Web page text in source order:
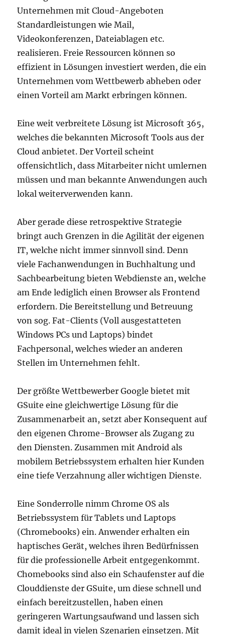
Unternehmen mit Cloud-Angeboten
Standardleistungen wie Mail,
Videokonferenzen, Dateiablagen etc.
realisieren. Freie Ressourcen können so
effizient in Lösungen investiert werden, die ein
Unternehmen vom Wettbewerb abheben oder
einen Vorteil am Markt erbringen können.
Eine weit verbreitete Lösung ist Microsoft 365,
welches die bekannten Microsoft Tools aus der
Cloud anbietet. Der Vorteil scheint
offensichtlich, dass Mitarbeiter nicht umlernen
müssen und man bekannte Anwendungen auch
lokal weiterverwenden kann.
Aber gerade diese retrospektive Strategie
bringt auch Grenzen in die Agilität der eigenen
IT, welche nicht immer sinnvoll sind. Denn
viele Fachanwendungen in Buchhaltung und
Sachbearbeitung bieten Webdienste an, welche
am Ende lediglich einen Browser als Frontend
erfordern. Die Bereitstellung und Betreuung
von sog. Fat-Clients (Voll ausgestatteten
Windows PCs und Laptops) bindet
Fachpersonal, welches wieder an anderen
Stellen im Unternehmen fehlt.
Der größte Wettbewerber Google bietet mit
GSuite eine gleichwertige Lösung für die
Zusammenarbeit an, setzt aber Konsequent auf
den eigenen Chrome-Browser als Zugang zu
den Diensten. Zusammen mit Android als
mobilem Betriebssystem erhalten hier Kunden
eine tiefe Verzahnung aller wichtigen Dienste.
Eine Sonderrolle nimm Chrome OS als
Betriebssystem für Tablets und Laptops
(Chromebooks) ein. Anwender erhalten ein
haptisches Gerät, welches ihren Bedürfnissen
für die professionelle Arbeit entgegenkommt.
Chomebooks sind also ein Schaufenster auf die
Clouddienste der GSuite, um diese schnell und
einfach bereitzustellen, haben einen
geringeren Wartungsaufwand und lassen sich
damit ideal in vielen Szenarien einsetzen. Mit